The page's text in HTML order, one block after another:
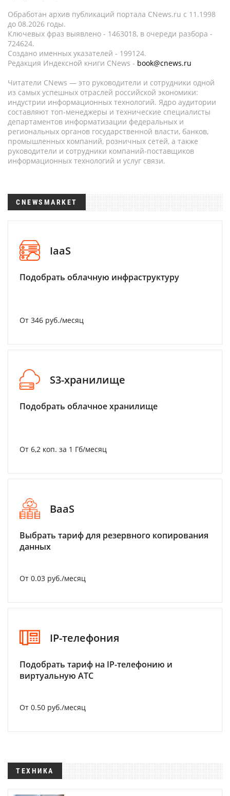
Обработан архив публикаций портала CNews.ru c 11.1998
до 08.2026 годы.
Ключевых фраз выявлено - 1463018, в очереди разбора -
724624.
Создано именных указателей - 199124.
Редакция Индексной книги CNews - book@cnews.ru
Читатели CNews — это руководители и сотрудники одной
из самых успешных отраслей российской экономики:
индустрии информационных технологий. Ядро аудитории
составляют топ-менеджеры и технические специалисты
департаментов информатизации федеральных и
региональных органов государственной власти, банков,
промышленных компаний, розничных сетей, а также
руководители и сотрудники компаний-поставщиков
информационных технологий и услуг связи.
CNEWSMARKET
IaaS
Подобрать облачную инфраструктуру
От 346 руб./месяц
S3-хранилище
Подобрать облачное хранилище
От 6,2 коп. за 1 Гб/месяц
BaaS
Выбрать тариф для резервного копирования
данных
От 0.03 руб./месяц
IP-телефония
Подобрать тариф на IP-телефонию и
виртуальную АТС
От 0.50 руб./месяц
ТЕХНИКА